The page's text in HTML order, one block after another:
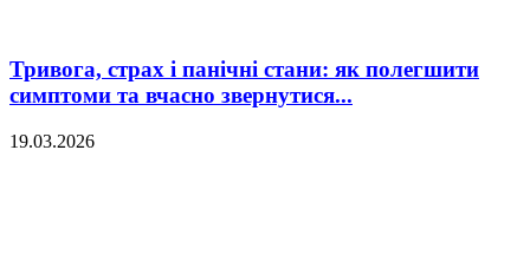
Тривога, страх і панічні стани: як полегшити
симптоми та вчасно звернутися...
19.03.2026